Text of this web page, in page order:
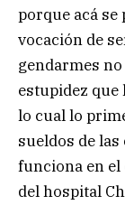
porque acá se
vocación de
gendarmes
estupidez que
lo cual lo
sueldos de
funciona en el
del hospital